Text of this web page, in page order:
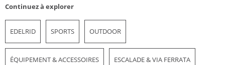
Continuez à explorer
EDELRID SPORTS OUTDOOR
ÉQUIPEMENT & ACCESSOIRES ESCALADE & VIA FERRATA